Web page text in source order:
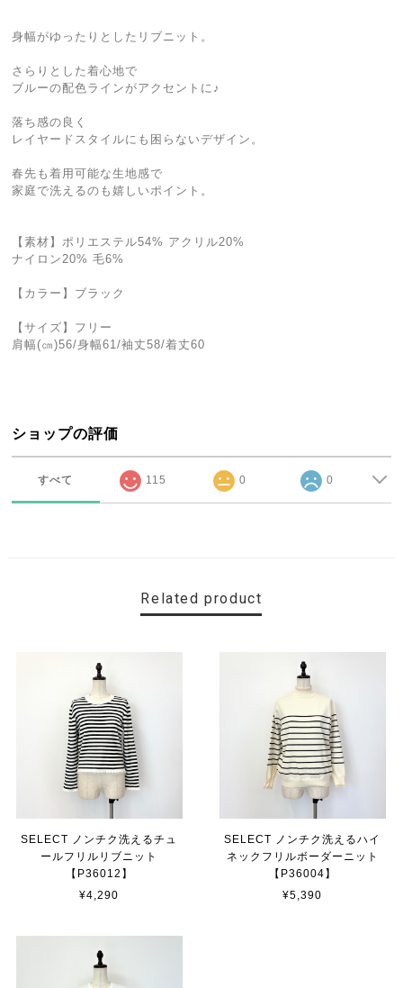
身幅がゆったりとしたリブニット。
さらりとした着心地で
ブルーの配色ラインがアクセントに♪
落ち感の良く
レイヤードスタイルにも困らないデザイン。
春先も着用可能な生地感で
家庭で洗えるのも嬉しいポイント。
【素材】ポリエステル54% アクリル20%
ナイロン20% 毛6%
【カラー】ブラック
【サイズ】フリー
肩幅(㎝)56/身幅61/袖丈58/着丈60
ショップの評価
すべて 115 0 0
Related product
SELECT ノンチク洗えるチュ
ールフリルリブニット
【P36012】
¥4,290
SELECT ノンチク洗えるハイ
ネックフリルボーダーニット
【P36004】
¥5,390